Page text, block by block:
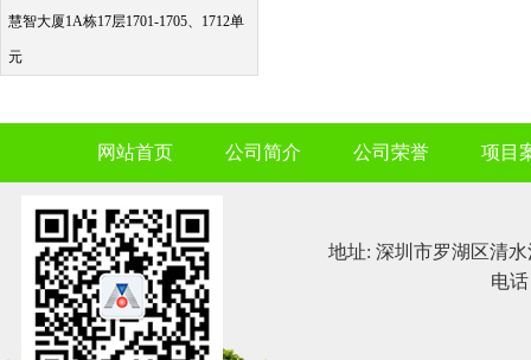
慧智大厦1A栋17层1701-1705、1712单
元
网站首页 公司简介 公司荣誉 项目
地址: 深圳市罗湖区清水
电话